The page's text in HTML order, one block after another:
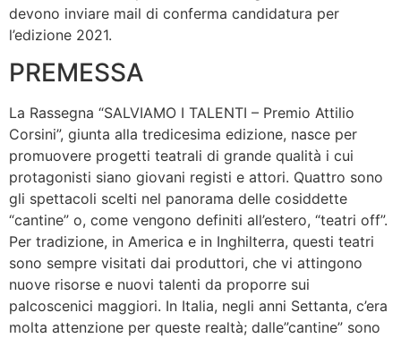
devono inviare mail di conferma candidatura per
l’edizione 2021.
PREMESSA
La Rassegna “SALVIAMO I TALENTI – Premio Attilio
Corsini”, giunta alla tredicesima edizione, nasce per
promuovere progetti teatrali di grande qualità i cui
protagonisti siano giovani registi e attori. Quattro sono
gli spettacoli scelti nel panorama delle cosiddette
“cantine” o, come vengono definiti all’estero, “teatri off”.
Per tradizione, in America e in Inghilterra, questi teatri
sono sempre visitati dai produttori, che vi attingono
nuove risorse e nuovi talenti da proporre sui
palcoscenici maggiori. In Italia, negli anni Settanta, c’era
molta attenzione per queste realtà; dalle”cantine” sono